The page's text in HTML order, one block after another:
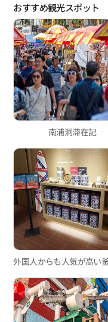
おすすめ観光スポット
南浦洞滞在記